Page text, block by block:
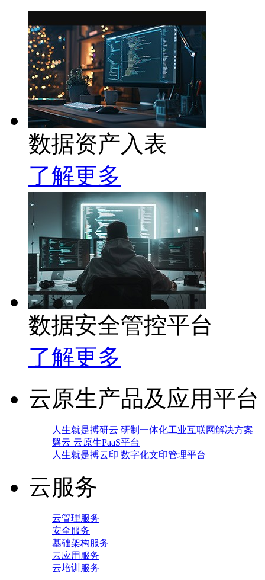
数据资产入表
了解更多
数据安全管控平台
了解更多
云原生产品及应用平台
人生就是搏研云 研制一体化工业互联网解决方案
磐云 云原生PaaS平台
人生就是搏云印 数字化文印管理平台
云服务
云管理服务
安全服务
基础架构服务
云应用服务
云培训服务